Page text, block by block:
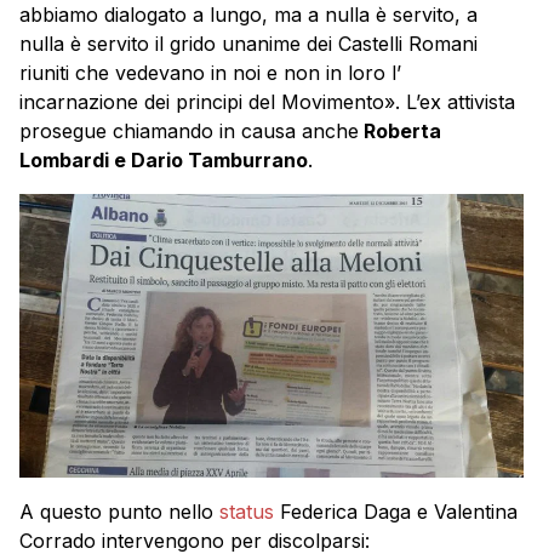
abbiamo dialogato a lungo, ma a nulla è servito, a
nulla è servito il grido unanime dei Castelli Romani
riuniti che vedevano in noi e non in loro l’
incarnazione dei principi del Movimento». L’ex attivista
prosegue chiamando in causa anche Roberta
Lombardi e Dario Tamburrano.
A questo punto nello status Federica Daga e Valentina
Corrado intervengono per discolparsi: